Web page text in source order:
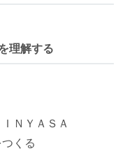
理解する
ＮＹＡＳＡ
くる